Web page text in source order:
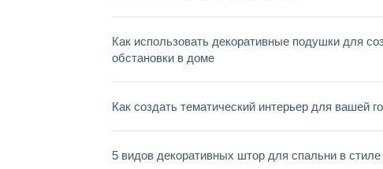
Как использовать декоративные подушки для
обстановки в доме
Как создать тематический интерьер для вашей
5 видов декоративных штор для спальни в стиле